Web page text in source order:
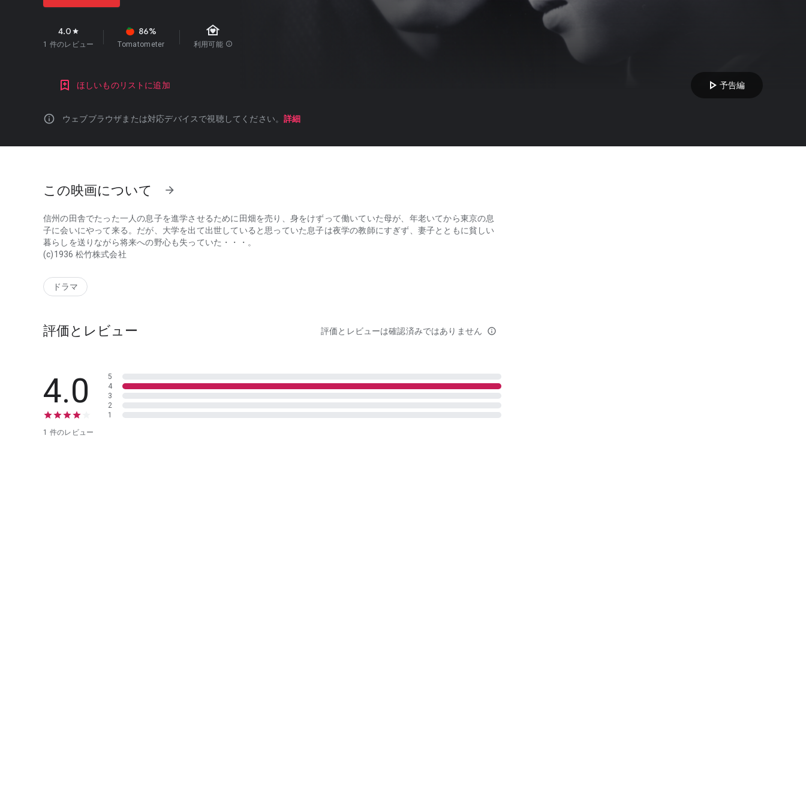
4.0 star
1 件のレビュー
86%
Tomatometer
family_home
利用可能 info
ほしいものリストに追加 play_arrow 予告編
info ウェブブラウザまたは対応デバイスで視聴してください。詳細
この映画について arrow_forward
信州の田舎でたった一人の息子を進学させるために田畑を売り、身をけずって働いていた母が、年老いてから東京の息
子に会いにやって来る。だが、大学を出て出世していると思っていた息子は夜学の教師にすぎず、妻子とともに貧しい
暮らしを送りながら将来への野心も失っていた・・・。
(c)1936 松竹株式会社
ドラマ
評価とレビュー 評価とレビューは確認済みではありません info_outline
4.0
1 件のレビュー
5
4
3
2
1